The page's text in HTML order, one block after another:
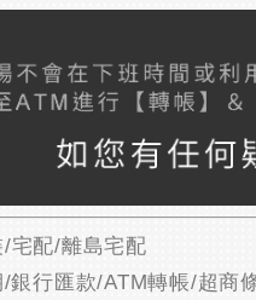
宅配/離島宅配
行匯款/ATM轉帳/超商